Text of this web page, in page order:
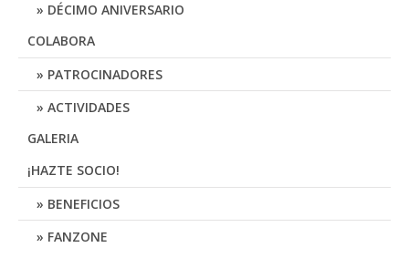
DÉCIMO ANIVERSARIO
COLABORA
PATROCINADORES
ACTIVIDADES
GALERIA
¡HAZTE SOCIO!
BENEFICIOS
FANZONE